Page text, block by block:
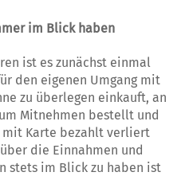
im Blick haben
ist es zunächst einmal
den eigenen Umgang mit
zu überlegen einkauft, an
Mitnehmen bestellt und
mit Karte bezahlt verliert
die Einnahmen und
stets im Blick zu haben ist